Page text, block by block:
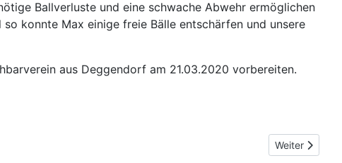
Ballverluste und eine schwache Abwehr ermöglichen
konnte Max einige freie Bälle entschärfen und unsere
aus Deggendorf am 21.03.2020 vorbereiten.
Nächster
Weiter